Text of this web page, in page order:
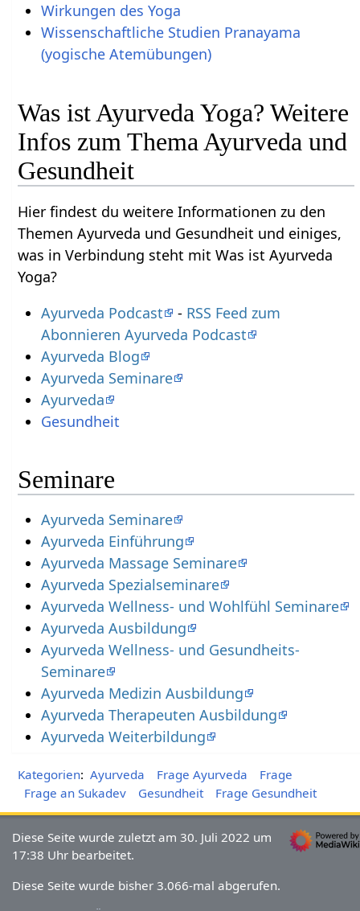
Wirkungen des Yoga
Wissenschaftliche Studien Pranayama
(yogische Atemübungen)
Was ist Ayurveda Yoga? Weitere
Infos zum Thema Ayurveda und
Gesundheit
Hier findest du weitere Informationen zu den
Themen Ayurveda und Gesundheit und einiges,
was in Verbindung steht mit Was ist Ayurveda
Yoga?
Ayurveda Podcast
- RSS Feed zum
Abonnieren Ayurveda Podcast
Ayurveda Blog
Ayurveda Seminare
Ayurveda
Gesundheit
Seminare
Ayurveda Seminare
Ayurveda Einführung
Ayurveda Massage Seminare
Ayurveda Spezialseminare
Ayurveda Wellness- und Wohlfühl Seminare
Ayurveda Ausbildung
Ayurveda Wellness- und Gesundheits-
Seminare
Ayurveda Medizin Ausbildung
Ayurveda Therapeuten Ausbildung
Ayurveda Weiterbildung
Kategorien: Ayurveda Frage Ayurveda
Frage
Frage an Sukadev
Gesundheit Frage Gesundheit
Diese Seite wurde zuletzt am 30. Juli 2022 um
17:38 Uhr bearbeitet.
Diese Seite wurde bisher 3.066-mal abgerufen.